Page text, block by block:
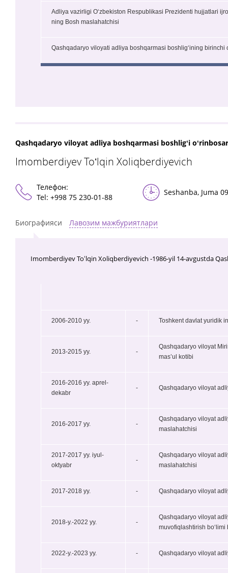
Adliya vazirligi Oʻzbekiston Respublikasi Prezidenti hujjatlari
ning Bosh maslahatchisi
Qashqadaryo viloyati adliya boshqarmasi boshligʻining birinchi
Qashqadaryo viloyat adliya boshqarmasi boshligʻi
Imomberdiyev Toʻlqin Xoliqberdiyevich
Телефон:
Теl: +998 75 230-01-88
Seshanba, Juma
Биографияси Лавозим мажбуриятлари
Imomberdiyev Toʻlqin Xoliqberdiyevich -1986-yil 14-avgustda
2006-2010 yy. - Toshkent davlat yuridik
2013-2015 yy. -
Qashqadaryo viloyat
masʼul kotibi
2016-2016 yy. aprel-
dekabr
- Qashqadaryo viloyat
2016-2017 yy. -
Qashqadaryo viloyat
maslahatchisi
2017-2017 yy. iyul-
oktyabr
-
Qashqadaryo viloyat
maslahatchisi
2017-2018 yy. - Qashqadaryo viloyat
2018-y.-2022 yy. -
Qashqadaryo viloyat
muvofiqlashtirish boʻlimi
2022-y.-2023 yy. - Qashqadaryo viloyat